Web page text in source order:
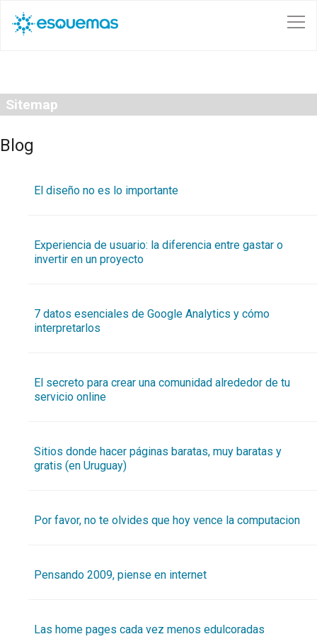
Sitemap
Blog
El diseño no es lo importante
Experiencia de usuario: la diferencia entre gastar o
invertir en un proyecto
7 datos esenciales de Google Analytics y cómo
interpretarlos
El secreto para crear una comunidad alrededor de tu
servicio online
Sitios donde hacer páginas baratas, muy baratas y
gratis (en Uruguay)
Por favor, no te olvides que hoy vence la computacion
Pensando 2009, piense en internet
Las home pages cada vez menos edulcoradas